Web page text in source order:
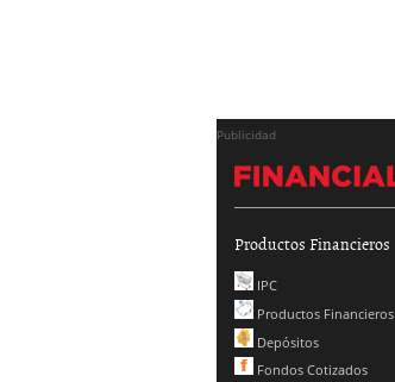
Publicidad
Productos Financieros
IPC
Productos Financieros
Depósitos
Fondos Cotizados